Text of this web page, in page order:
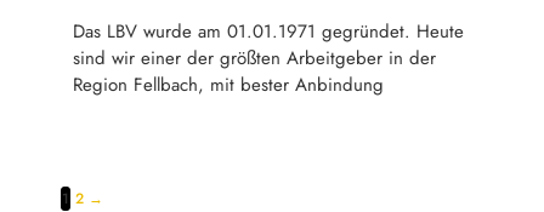
Das LBV wurde am 01.01.1971 gegründet. Heute
sind wir einer der größten Arbeitgeber in der
Region Fellbach, mit bester Anbindung
1 2 →